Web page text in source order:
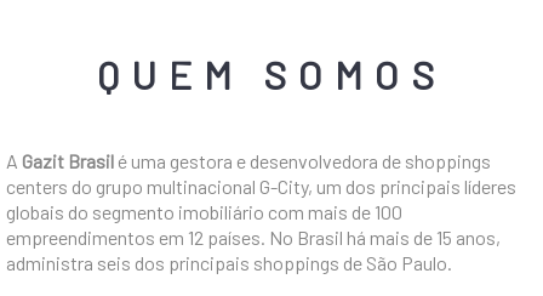
QUEM SOMOS
A Gazit Brasil é uma gestora e desenvolvedora de shoppings
centers do grupo multinacional G-City, um dos principais líderes
globais do segmento imobiliário com mais de 100
empreendimentos em 12 países. No Brasil há mais de 15 anos,
administra seis dos principais shoppings de São Paulo.